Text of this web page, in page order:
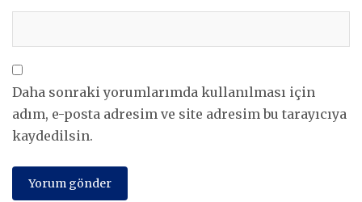
Daha sonraki yorumlarımda kullanılması için
adım, e-posta adresim ve site adresim bu tarayıcıya
kaydedilsin.